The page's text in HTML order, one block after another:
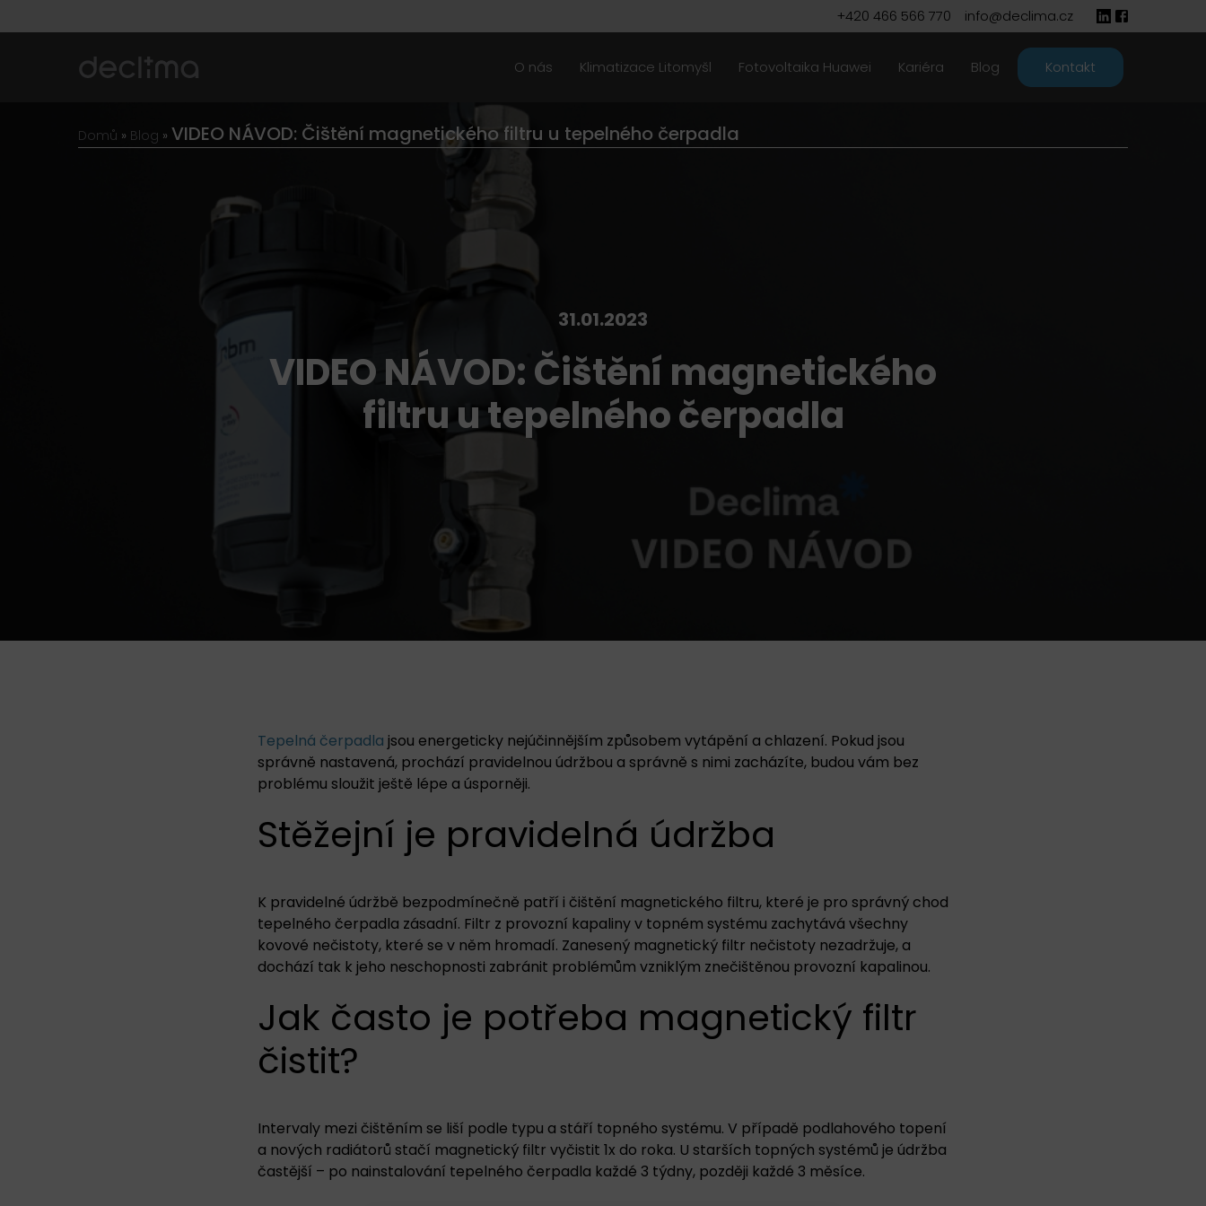
+420 466 566 770 info@declima.cz
O nás Klimatizace Litomyšl Fotovoltaika Huawei Kariéra Blog Kontakt
Domů » Blog » VIDEO NÁVOD: Čištění magnetického filtru u tepelného čerpadla
31.01.2023
VIDEO NÁVOD: Čištění magnetického
filtru u tepelného čerpadla
Tepelná čerpadla jsou energeticky nejúčinnějším způsobem vytápění a chlazení. Pokud jsou
správně nastavená, prochází pravidelnou údržbou a správně s nimi zacházíte, budou vám bez
problému sloužit ještě lépe a úsporněji.
Stěžejní je pravidelná údržba
K pravidelné údržbě bezpodmínečně patří i čištění magnetického filtru, které je pro správný chod
tepelného čerpadla zásadní. Filtr z provozní kapaliny v topném systému zachytává všechny
kovové nečistoty, které se v něm hromadí. Zanesený magnetický filtr nečistoty nezadržuje, a
dochází tak k jeho neschopnosti zabránit problémům vzniklým znečištěnou provozní kapalinou.
Jak často je potřeba magnetický filtr
čistit?
Intervaly mezi čištěním se liší podle typu a stáří topného systému. V případě podlahového topení
a nových radiátorů stačí magnetický filtr vyčistit 1x do roka. U starších topných systémů je údržba
častější – po nainstalování tepelného čerpadla každé 3 týdny, později každé 3 měsíce.